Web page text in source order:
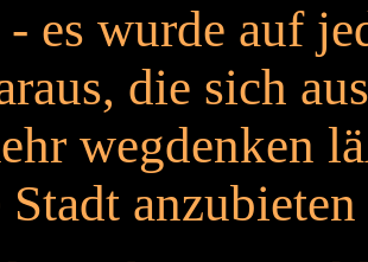
es wurde auf
die sich
wegdenken